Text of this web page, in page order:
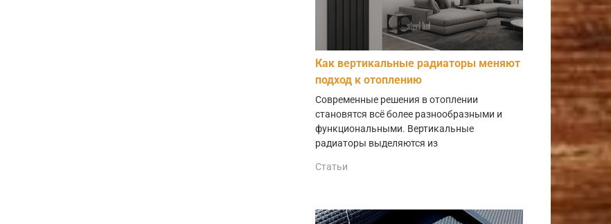
Как вертикальные радиаторы меняют
подход к отоплению
Современные решения в отоплении
становятся всё более разнообразными и
функциональными. Вертикальные
радиаторы выделяются из
Статьи